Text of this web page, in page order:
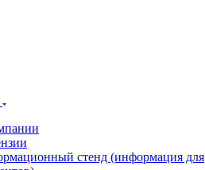
стенд (информация для